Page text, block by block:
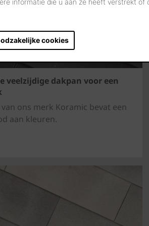
informatie die u aan ze heeft verstrekt of
cookies
veelzijdige dakpan voor een
van ons merk Koramic bevat een
aan kleuren.